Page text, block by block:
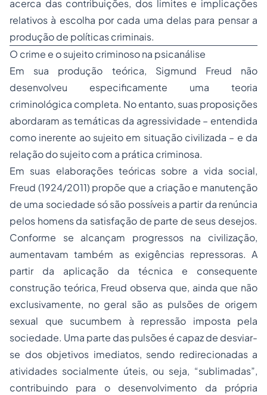
acerca das contribuições, dos limites e implicações
relativos à escolha por cada uma delas para pensar a
produção de políticas criminais.
O crime e o sujeito criminoso na psicanálise
Em sua produção teórica, Sigmund Freud não
desenvolveu especificamente uma teoria
criminológica completa. No entanto, suas proposições
abordaram as temáticas da agressividade – entendida
como inerente ao sujeito em situação civilizada – e da
relação do sujeito com a prática criminosa.
Em suas elaborações teóricas sobre a vida social,
Freud (1924/2011) propõe que a criação e manutenção
de uma sociedade só são possíveis a partir da renúncia
pelos homens da satisfação de parte de seus desejos.
Conforme se alcançam progressos na civilização,
aumentavam também as exigências repressoras. A
partir da aplicação da técnica e consequente
construção teórica, Freud observa que, ainda que não
exclusivamente, no geral são as pulsões de origem
sexual que sucumbem à repressão imposta pela
sociedade. Uma parte das pulsões é capaz de desviar-
se dos objetivos imediatos, sendo redirecionadas a
atividades socialmente úteis, ou seja, “sublimadas”,
contribuindo para o desenvolvimento da própria